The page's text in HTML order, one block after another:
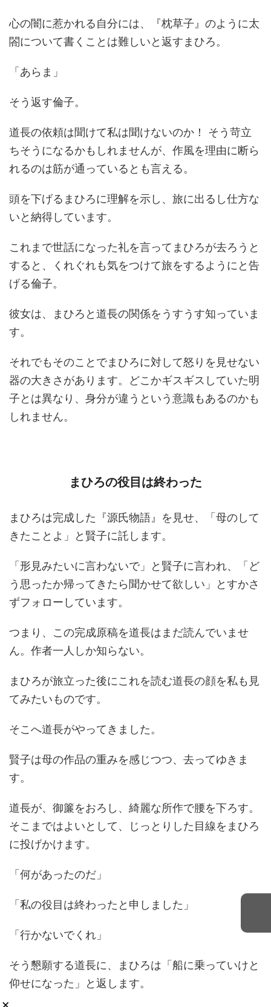
心の闇に惹かれる自分には、『枕草子』のように太
閤について書くことは難しいと返すまひろ。
「あらま」
そう返す倫子。
道長の依頼は聞けて私は聞けないのか！ そう苛立
ちそうになるかもしれませんが、作風を理由に断ら
れるのは筋が通っているとも言える。
頭を下げるまひろに理解を示し、旅に出るし仕方な
いと納得しています。
これまで世話になった礼を言ってまひろが去ろうと
すると、くれぐれも気をつけて旅をするようにと告
げる倫子。
彼女は、まひろと道長の関係をうすうす知っていま
す。
それでもそのことでまひろに対して怒りを見せない
器の大きさがあります。どこかギスギスしていた明
子とは異なり、身分が違うという意識もあるのかも
しれません。
まひろの役目は終わった
まひろは完成した『源氏物語』を見せ、「母のして
きたことよ」と賢子に託します。
「形見みたいに言わないで」と賢子に言われ、「ど
う思ったか帰ってきたら聞かせて欲しい」とすかさ
ずフォローしています。
つまり、この完成原稿を道長はまだ読んでいませ
ん。作者一人しか知らない。
まひろが旅立った後にこれを読む道長の顔を私も見
てみたいものです。
そこへ道長がやってきました。
賢子は母の作品の重みを感じつつ、去ってゆきま
す。
道長が、御簾をおろし、綺麗な所作で腰を下ろす。
そこまではよいとして、じっとりした目線をまひろ
に投げかけます。
「何があったのだ」
「私の役目は終わったと申しました」
「行かないでくれ」
そう懇願する道長に、まひろは「船に乗っていけと
仰せになった」と返します。